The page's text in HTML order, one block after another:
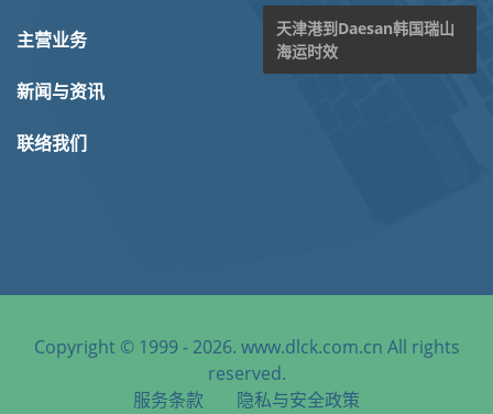
主营业务
新闻与资讯
联络我们
天津港到Daesan韩国瑞山
海运时效
Copyright © 1999 - 2026. www.dlck.com.cn All rights
reserved.
服务条款
隐私与安全政策